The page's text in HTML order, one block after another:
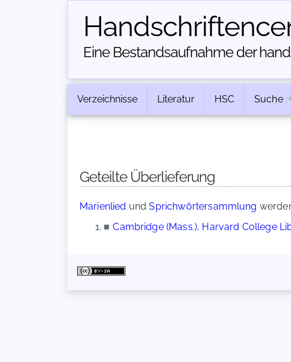
Eine Bestandsaufnahme der
Verzeichnisse Literatur HSC Suche
Geteilte Überlieferung
Marienlied undSprichwörtersammlung
■ Cambridge (Mass.), Harvard College